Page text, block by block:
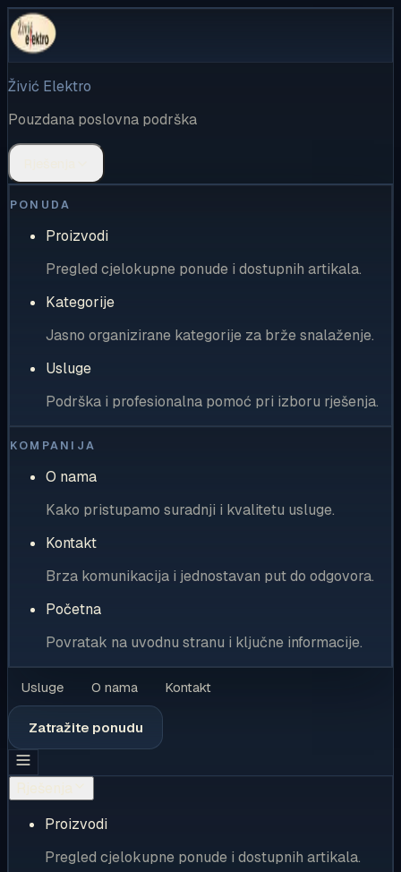
Živić Elektro
Pouzdana poslovna podrška
PONUDA
Proizvodi
Pregled cjelokupne ponude i dostupnih artikala.
Kategorije
Jasno organizirane kategorije za brže snalaženje.
Usluge
Podrška i profesionalna pomoć pri izboru rješenja.
KOMPANIJA
O nama
Kako pristupamo suradnji i kvalitetu usluge.
Kontakt
Brza komunikacija i jednostavan put do odgovora.
Početna
Povratak na uvodnu stranu i ključne informacije.
Usluge O nama Kontakt
Zatražite ponudu
Proizvodi
Pregled cjelokupne ponude i dostupnih artikala.